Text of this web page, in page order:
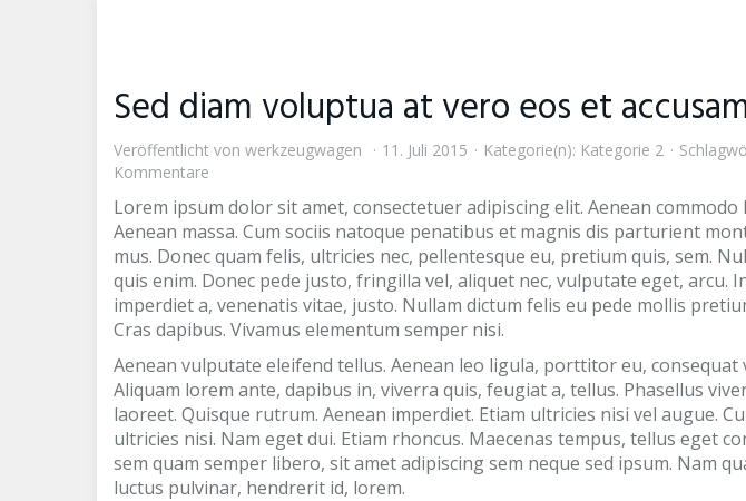
Sed diam voluptua at vero eos et
Veröffentlicht von werkzeugwagen 11. Juli 2015 Kategorie(n): Kategorie 2
Kommentare
Lorem ipsum dolor sit amet, consectetuer adipiscing elit. Aenean
Aenean massa. Cum sociis natoque penatibus et magnis dis parturient
mus. Donec quam felis, ultricies nec, pellentesque eu, pretium quis, sem.
quis enim. Donec pede justo, fringilla vel, aliquet nec, vulputate eget, arcu.
imperdiet a, venenatis vitae, justo. Nullam dictum felis eu pede mollis
Cras dapibus. Vivamus elementum semper nisi.
Aenean vulputate eleifend tellus. Aenean leo ligula, porttitor eu, consequat
Aliquam lorem ante, dapibus in, viverra quis, feugiat a, tellus. Phasellus
laoreet. Quisque rutrum. Aenean imperdiet. Etiam ultricies nisi vel augue.
ultricies nisi. Nam eget dui. Etiam rhoncus. Maecenas tempus, tellus eget
sem quam semper libero, sit amet adipiscing sem neque sed ipsum. Nam
luctus pulvinar, hendrerit id, lorem.